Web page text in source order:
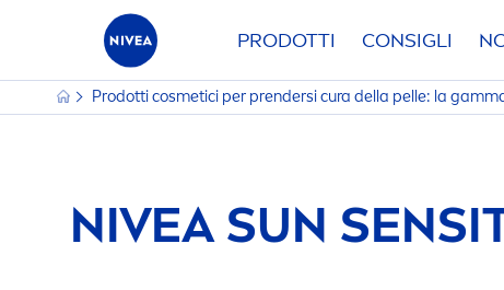
PRODOTTI CONSIGLI
Prodotti cosmetici per prendersi cura della pelle: la
NIVEA SUN